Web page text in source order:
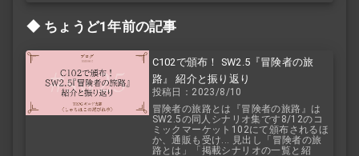
ちょうど1年前の記事
C102で頒布！ SW2.5『冒険者の旅
路』 紹介と振り返り
投稿日：2023/8/10
冒険者の旅路とは『冒険者の旅路』は
SW2.5の同人シナリオ集です8/12のコ
ミックマーケット102にて頒布されるほ
か、通販も受け... 見出し「冒険者の旅
路とは」「掲載シナリオの一覧と紹